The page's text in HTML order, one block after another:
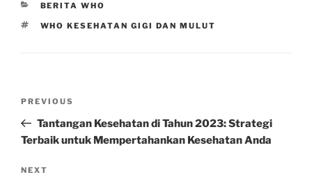
CATEGORIES
BERITA WHO
TAGS
WHO KESEHATAN GIGI DAN MULUT
Previous
Post
PREVIOUS
Tantangan Kesehatan di Tahun 2023: Strategi
Terbaik untuk Mempertahankan Kesehatan Anda
Next
NEXT